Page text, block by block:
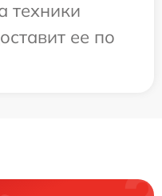
техники
ее по